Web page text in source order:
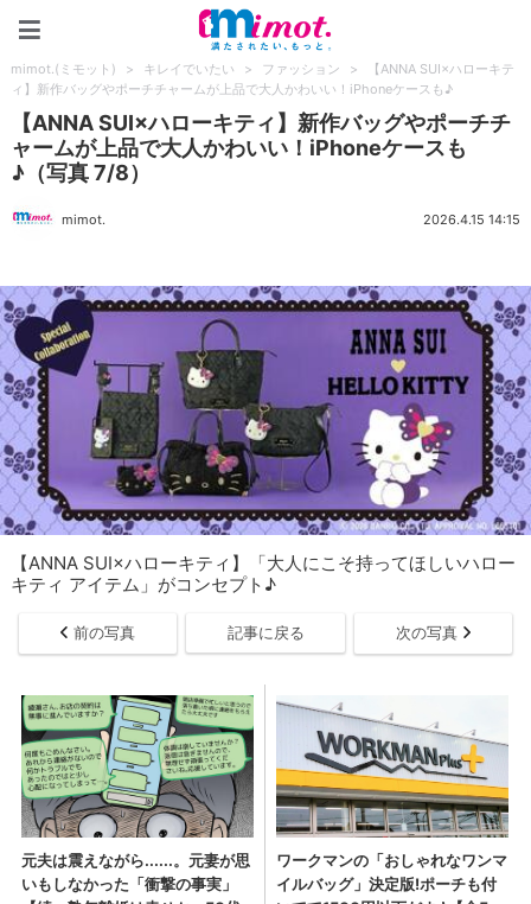
mimot.(ミモット) > キレイでいたい > ファッション >
【ANNA SUI×ハローキテ
ィ】新作バッグやポーチチャームが上品で大人かわいい！iPhoneケースも♪
【ANNA SUI×ハローキティ】新作バッグやポーチチ
ャームが上品で大人かわいい！iPhoneケースも
♪（写真 7/8）
mimot. 2026.4.15 14:15
【ANNA SUI×ハローキティ】「大人にこそ持ってほしいハロー
キティ アイテム」がコンセプト♪​
前の写真 記事に戻る 次の写真